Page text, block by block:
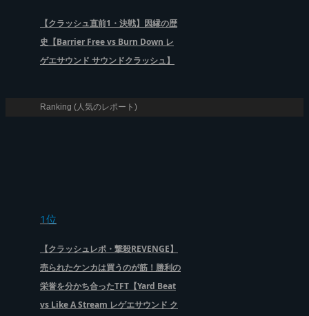
【クラッシュ直前1・決戦】因縁の歴
史【Barrier Free vs Burn Down レ
ゲエサウンド サウンドクラッシュ】
Ranking (人気のレポート)
1位
【クラッシュレポ・撃殺REVENGE】
売られたケンカは買うのが筋！勝利の
栄誉を分かち合ったTFT【Yard Beat
vs Like A Stream レゲエサウンド ク